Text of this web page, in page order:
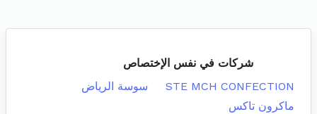
شركات في نفس الإختصاص
STE MCH CONFECTION
سوسة الرياض
ماكرون تاكس